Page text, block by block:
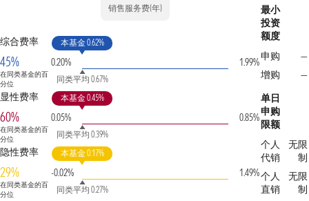
销售服务费(年)
综合费率
45%
在同类基金的百
分位
0.20%
本基金 0.62%
同类平均 0.67%
1.99%
显性费率
60%
在同类基金的百
分位
0.05%
本基金 0.45%
同类平均 0.39%
0.85%
隐性费率
29%
在同类基金的百
分位
-0.02%
本基金 0.17%
同类平均 0.27%
1.49%
最小
投资
额度
申购
—
增购
—
单日
申购
限额
个人
代销
无限
制
个人
直销
无限
制